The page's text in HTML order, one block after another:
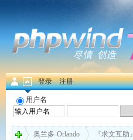
登录 注册
用户名
奥兰多-Orlando 『求文互助』